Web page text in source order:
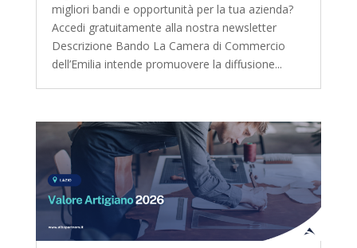
migliori bandi e opportunità per la tua azienda?
Accedi gratuitamente alla nostra newsletter
Descrizione Bando La Camera di Commercio
dell’Emilia intende promuovere la diffusione...